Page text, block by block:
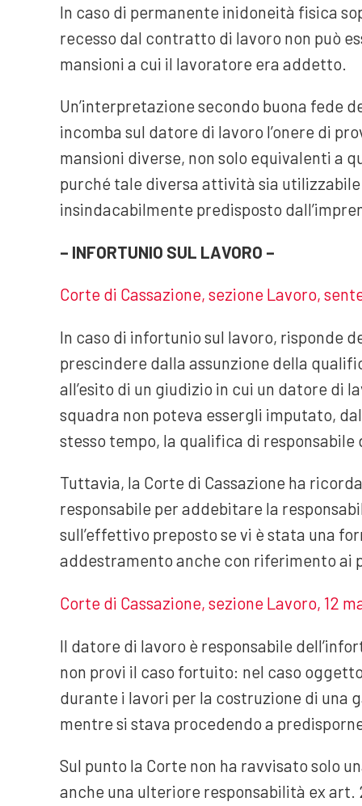
In caso di permanente inidoneità fisica
recesso dal contratto di lavoro non può
mansioni a cui il lavoratore era addetto.
Un’interpretazione secondo buona fede
incomba sul datore di lavoro l’onere di
mansioni diverse, non solo equivalenti a
purché tale diversa attività sia utilizzabile
insindacabilmente predisposto
– INFORTUNIO SUL LAVORO –
Corte di Cassazione, sezione Lavoro,
In caso di infortunio sul lavoro, risponde
prescindere dalla assunzione della
all’esito di un giudizio in cui un datore di
squadra non poteva essergli imputato,
stesso tempo, la qualifica di
Tuttavia, la Corte di Cassazione ha
responsabile per addebitare la
sull’effettivo preposto se vi è stata una
addestramento anche con riferimento ai
Corte di Cassazione, sezione Lavoro, 12
Il datore di lavoro è responsabile
non provi il caso fortuito: nel caso
durante i lavori per la costruzione di una
mentre si stava procedendo a
Sul punto la Corte non ha ravvisato solo
anche una ulteriore responsabilità ex art.